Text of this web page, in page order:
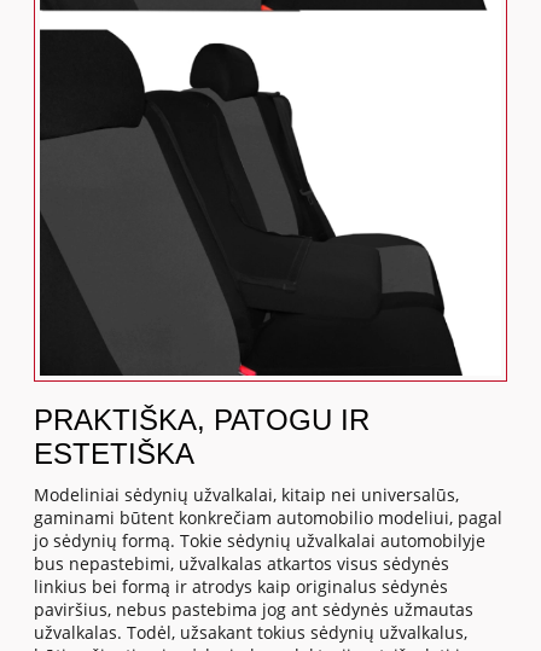
PRAKTIŠKA, PATOGU IR
ESTETIŠKA
Modeliniai sėdynių užvalkalai, kitaip nei universalūs,
gaminami būtent konkrečiam automobilio modeliui, pagal
jo sėdynių formą. Tokie sėdynių užvalkalai automobilyje
bus nepastebimi, užvalkalas atkartos visus sėdynės
linkius bei formą ir atrodys kaip originalus sėdynės
paviršius, nebus pastebima jog ant sėdynės užmautas
užvalkalas. Todėl, užsakant tokius sėdynių užvalkalus,